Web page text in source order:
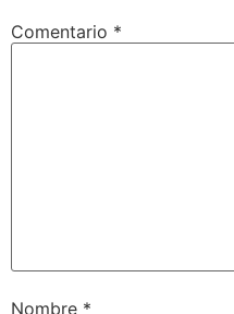
Comentario *
Nombre *